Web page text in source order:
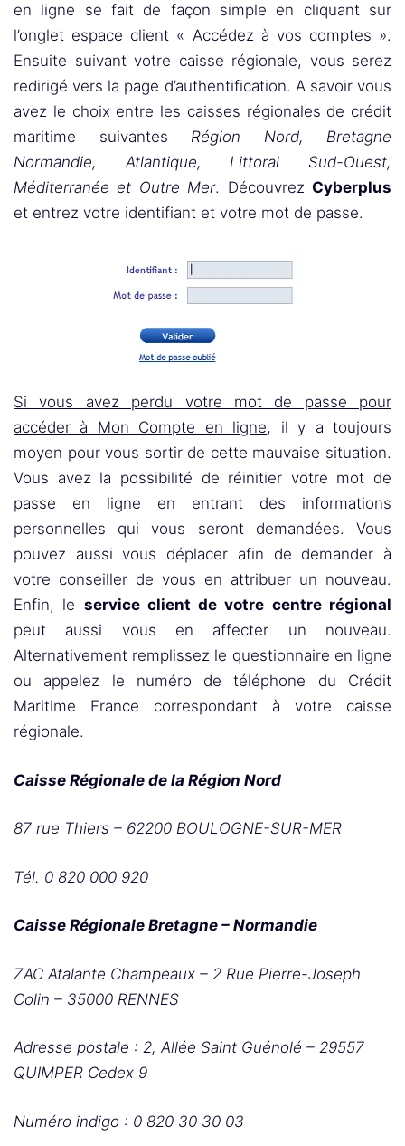
en ligne se fait de façon simple en cliquant sur
l’onglet espace client « Accédez à vos comptes ».
Ensuite suivant votre caisse régionale, vous serez
redirigé vers la page d’authentification. A savoir vous
avez le choix entre les caisses régionales de crédit
maritime suivantes Région Nord, Bretagne
Normandie, Atlantique, Littoral Sud-Ouest,
Méditerranée et Outre Mer. DécouvrezCyberplus
et entrez votre identifiant et votre mot de passe.
Si vous avez perdu votre mot de passe pour
accéder à Mon Compte en ligne, il y a toujours
moyen pour vous sortir de cette mauvaise situation.
Vous avez la possibilité de réinitier votre mot de
passe en ligne en entrant des informations
personnelles qui vous seront demandées. Vous
pouvez aussi vous déplacer afin de demander à
votre conseiller de vous en attribuer un nouveau.
Enfin, le service client de votre centre régional
peut aussi vous en affecter un nouveau.
Alternativement remplissez le questionnaire en ligne
ou appelez le numéro de téléphone du Crédit
Maritime France correspondant à votre caisse
régionale.
Caisse Régionale de la Région Nord
87 rue Thiers – 62200 BOULOGNE-SUR-MER
Tél. 0 820 000 920
Caisse Régionale Bretagne – Normandie
ZAC Atalante Champeaux – 2 Rue Pierre-Joseph
Colin – 35000 RENNES
Adresse postale : 2, Allée Saint Guénolé – 29557
QUIMPER Cedex 9
Numéro indigo : 0 820 30 30 03